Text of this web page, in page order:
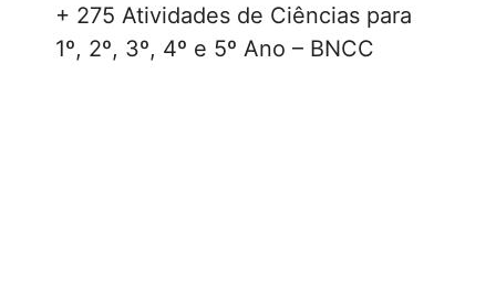
+ 275 Atividades de Ciências para
1º, 2º, 3º, 4º e 5º Ano – BNCC